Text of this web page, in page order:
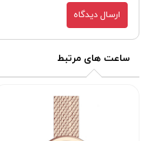
ارسال دیدگاه
ساعت های مرتبط